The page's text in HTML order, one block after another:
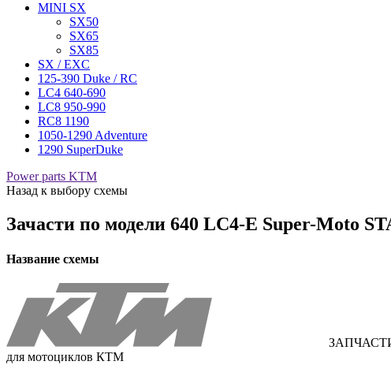
MINI SX
SX50
SX65
SX85
SX / EXC
125-390 Duke / RC
LC4 640-690
LC8 950-990
RC8 1190
1050-1290 Adventure
1290 SuperDuke
Power parts KTM
Назад к выбору схемы
Зачасти по модели 640 LC4-E Super-Moto
Название схемы
для мотоциклов КТМ